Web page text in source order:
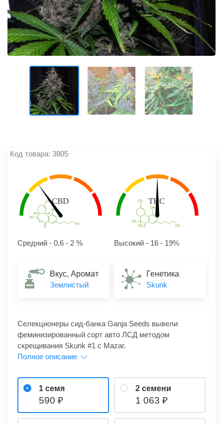
Код товара: 3805
Средний - 0,6 - 2 % Высокий - 16 - 19%
Вкус, Аромат
Землистый
Генетика
Skunk
Селекционеры сид-банка Ganja Seeds вывели
феминизированный сорт авто ЛСД методом
скрещивания Skunk #1 c Mazar.
Полное описание
1 семя
590
2 семени
1 063